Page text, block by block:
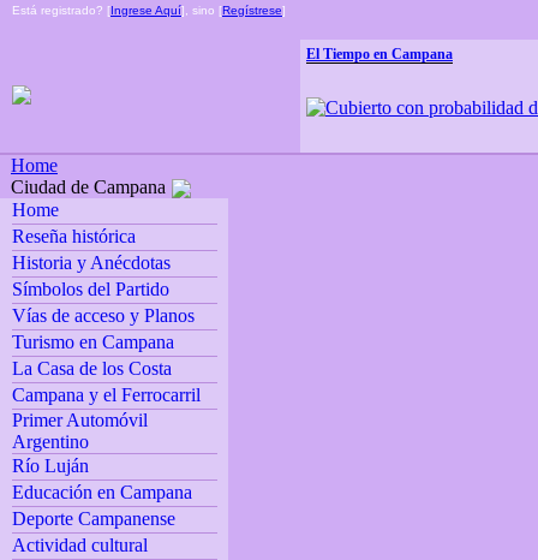
Está registrado? [Ingrese Aquí], sino [Regístrese]
El Tiempo en Campana
Home
Ciudad de Campana
Home
Reseña histórica
Historia y Anécdotas
Símbolos del Partido
Vías de acceso y Planos
Turismo en Campana
La Casa de los Costa
Campana y el Ferrocarril
Primer Automóvil
Argentino
Río Luján
Educación en Campana
Deporte Campanense
Actividad cultural